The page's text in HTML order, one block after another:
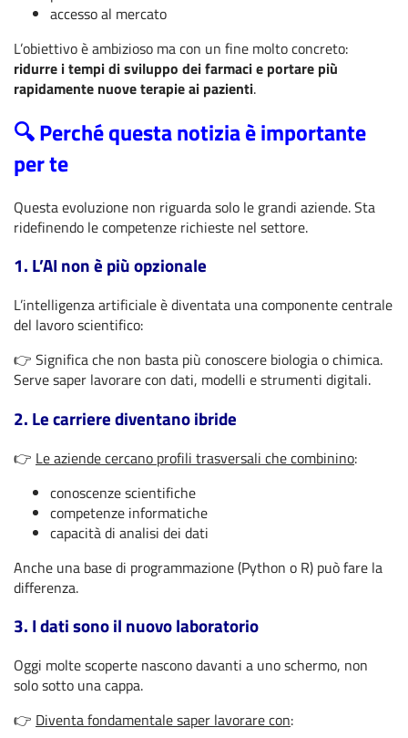
accesso al mercato
L’obiettivo è ambizioso ma con un fine molto concreto:
ridurre i tempi di sviluppo dei farmaci e portare più
rapidamente nuove terapie ai pazienti.
🔍 Perché questa notizia è importante
per te
Questa evoluzione non riguarda solo le grandi aziende. Sta
ridefinendo le competenze richieste nel settore.
1. L’AI non è più opzionale
L’intelligenza artificiale è diventata una componente centrale
del lavoro scientifico:
👉 Significa che non basta più conoscere biologia o chimica.
Serve saper lavorare con dati, modelli e strumenti digitali.
2. Le carriere diventano ibride
👉 Le aziende cercano profili trasversali che combinino:
conoscenze scientifiche
competenze informatiche
capacità di analisi dei dati
Anche una base di programmazione (Python o R) può fare la
differenza.
3. I dati sono il nuovo laboratorio
Oggi molte scoperte nascono davanti a uno schermo, non
solo sotto una cappa.
👉 Diventa fondamentale saper lavorare con: